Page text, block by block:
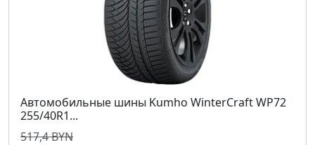
Автомобильные шины Kumho WinterCraft WP72
255/40R1...
517,4 BYN